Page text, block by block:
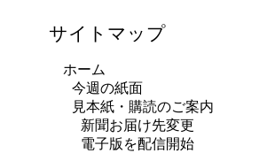
サイトマップ
ホーム
今週の紙面
見本紙・購読のご案内
新聞お届け先変更
電子版を配信開始